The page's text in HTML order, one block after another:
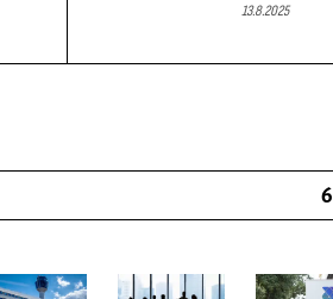
13.8.2025
6